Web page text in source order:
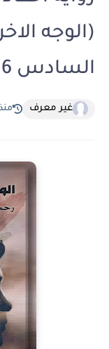
(الوجه
السادس 6 بقلم رحمة نبيل
غير معرف